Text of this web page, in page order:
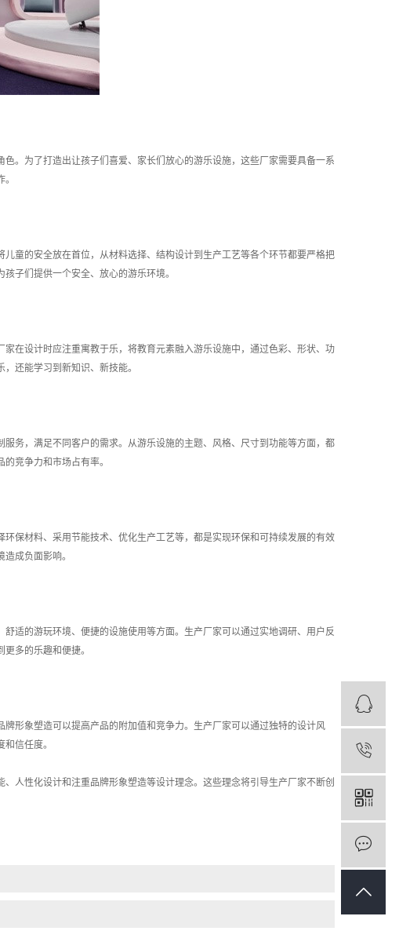
。为了打造出让孩子们喜爱、家长们放心的游乐设施，这些厂家需要具备一系
童的安全放在首位，从材料选择、结构设计到生产工艺等各个环节都要严格把
子们提供一个安全、放心的游乐环境。
在设计时应注重寓教于乐，将教育元素融入游乐设施中，通过色彩、形状、功
还能学习到新知识、新技能。
务，满足不同客户的需求。从游乐设施的主题、风格、尺寸到功能等方面，都
竞争力和市场占有率。
保材料、采用节能技术、优化生产工艺等，都是实现环保和可持续发展的有效
成负面影响。
适的游玩环境、便捷的设施使用等方面。生产厂家可以通过实地调研、用户反
多的乐趣和便捷。
形象塑造可以提高产品的附加值和竞争力。生产厂家可以通过独特的设计风
信任度。
人性化设计和注重品牌形象塑造等设计理念。这些理念将引导生产厂家不断创